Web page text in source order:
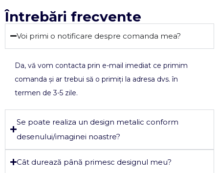
Întrebări frecvente
Voi primi o notificare despre comanda mea?
Da, vă vom contacta prin e-mail imediat ce primim
comanda și ar trebui să o primiți la adresa dvs. în
termen de 3-5 zile.
Se poate realiza un design metalic conform
desenului/imaginei noastre?
Cât durează până primesc designul meu?